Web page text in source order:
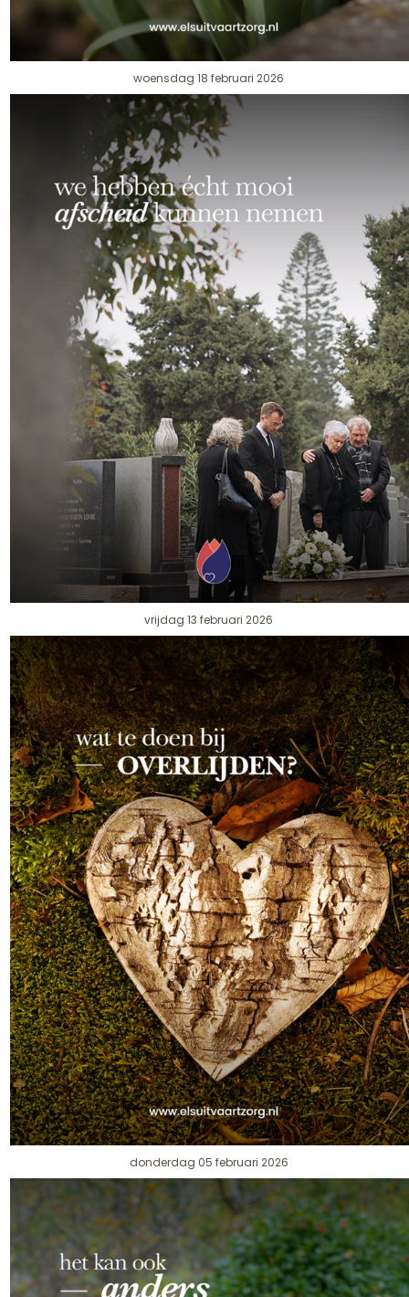
woensdag 18 februari 2026
vrijdag 13 februari 2026
donderdag 05 februari 2026